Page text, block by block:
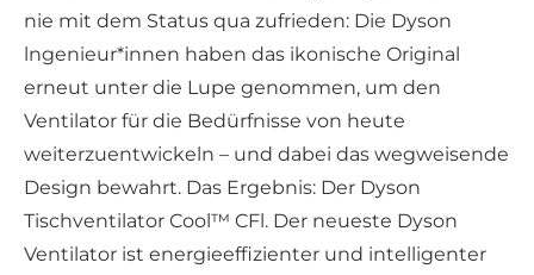
nie mit dem Status qua zufrieden: Die Dyson
lngenieur*innen haben das ikonische Original
erneut unter die Lupe genommen, um den
Ventilator für die Bedürfnisse von heute
weiterzuentwickeln – und dabei das wegweisende
Design bewahrt. Das Ergebnis: Der Dyson
Tischventilator Cool™ CFl. Der neueste Dyson
Ventilator ist energieeffizienter und intelligenter